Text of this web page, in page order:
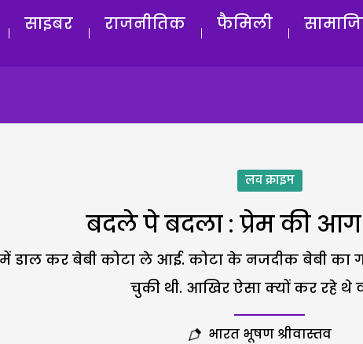
साइबर राजनीतिक फैमिली
लव क्राइम
बदले पे बदला : प्रेम की
डाल कर बेबी कोटा ले आई. कोटा के नजदीक बेबी का
चुकी थी. आखिर ऐसा क्यों कर रहे थे
भारत भूषण श्रीवास्तव